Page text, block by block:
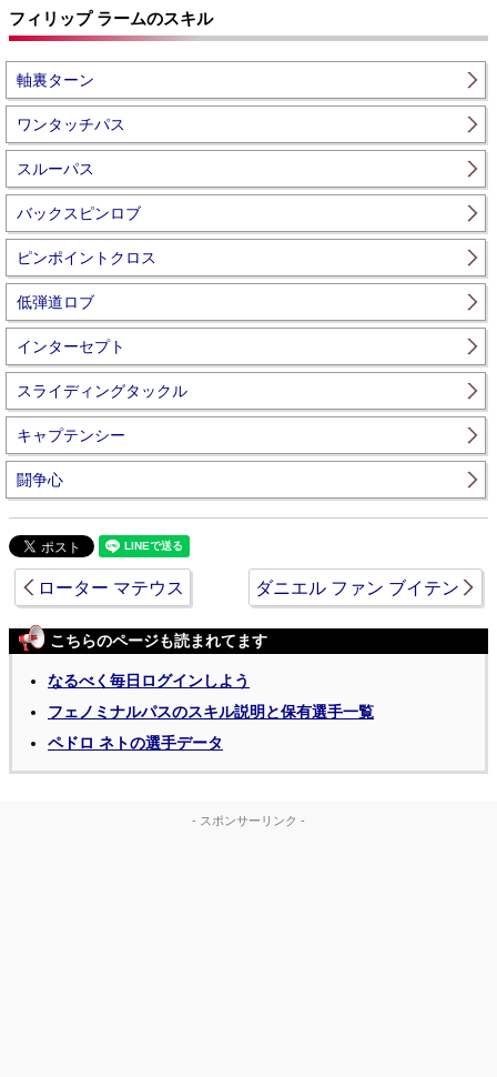
フィリップ ラームのスキル
軸裏ターン
ワンタッチパス
スルーパス
バックスピンロブ
ピンポイントクロス
低弾道ロブ
インターセプト
スライディングタックル
キャプテンシー
闘争心
ローター マテウス ダニエル ファン ブイテン
こちらのページも読まれてます
なるべく毎日ログインしよう
フェノミナルパスのスキル説明と保有選手一覧
ペドロ ネトの選手データ
- スポンサーリンク -